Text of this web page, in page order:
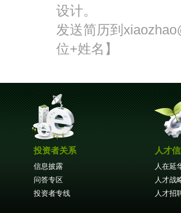
设计。
发送简历到
位+姓名】
投资者关系
信息披露
问答专区
投资者专线
人才
人在延
人才战
人才招